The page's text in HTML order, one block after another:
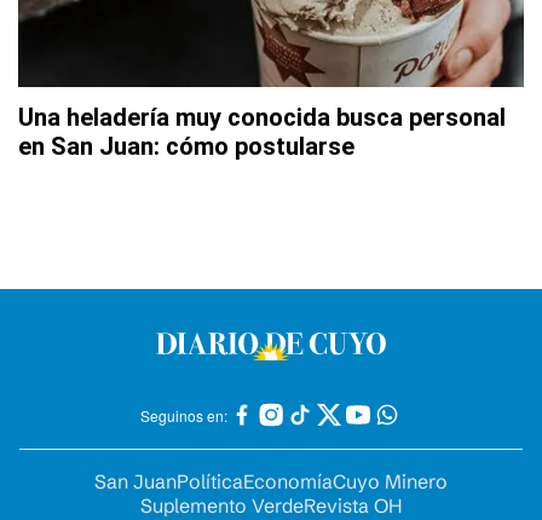
Una heladería muy conocida busca personal
en San Juan: cómo postularse
Seguinos en:
San JuanPolíticaEconomíaCuyo Minero
Suplemento VerdeRevista OH